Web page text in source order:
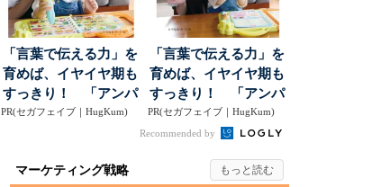
「言葉で伝える力」を
育めば、イヤイヤ期も
すっきり！ 「アンパ
ンマン ことばずかん...
PR(セガフェイブ｜HugKum)
「言葉で伝える力」を
育めば、イヤイヤ期も
すっきり！ 「アンパ
ンマン ことばずかん...
PR(セガフェイブ｜HugKum)
Recommended by
マーケティング戦略